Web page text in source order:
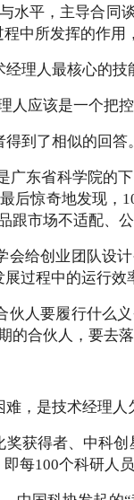
水平，主导合
中所发挥的作用
理人最核心的技
应该是一个把
得到了相似的回答
广东省科学院的
后惊奇地发现
跟市场不适配、
会给创业团队设
过程中的运行
伙人要履行什么
的合伙人，要去
，是技术经理人
奖获得者、中科
每100个科研